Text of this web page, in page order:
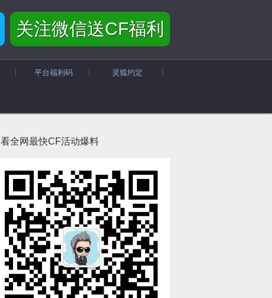
关注微信送CF福利
平台福利码 灵狐约定
看全网最快CF活动爆料